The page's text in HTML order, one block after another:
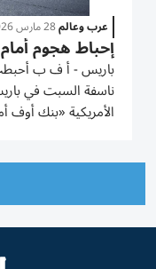
عرب وعالم28 مارس 2026
إحباط هجوم
باريس - أ ف ب
ناسفة السبت في
الأمريكية «بنك